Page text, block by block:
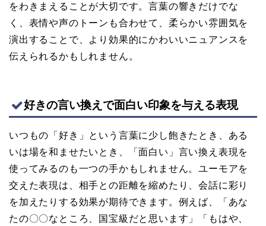
をわきまえることが大切です。言葉の響きだけでな
く、表情や声のトーンも合わせて、柔らかい雰囲気を
演出することで、より効果的にかわいいニュアンスを
伝えられるかもしれません。
好きの言い換えで面白い印象を与える表現
いつもの「好き」という言葉に少し飽きたとき、ある
いは場を和ませたいとき、「面白い」言い換え表現を
使ってみるのも一つの手かもしれません。ユーモアを
交えた表現は、相手との距離を縮めたり、会話に彩り
を加えたりする効果が期待できます。例えば、「あな
たの〇〇なところ、国宝級だと思います」「もはや、